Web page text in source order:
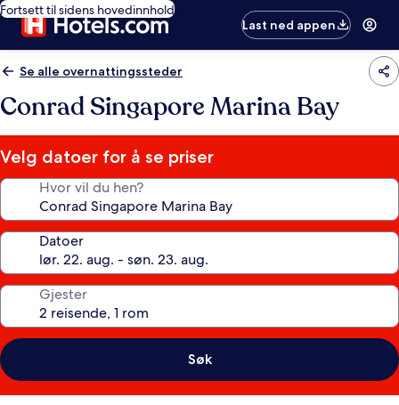
Fortsett til sidens hovedinnhold
Last ned appen
Se alle overnattingssteder
Conrad Singapore Marina Bay
Velg datoer for å se priser
Hvor vil du hen?
Datoer
Gjester
Søk